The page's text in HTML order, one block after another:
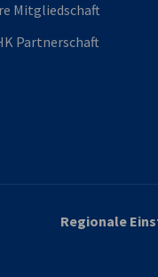
Mitgliedschaft
Partnerschaft
Regionale